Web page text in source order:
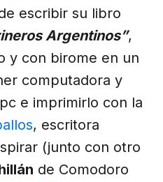
escribir su libro
Argentinos”,
y con birome en un
computadora y
e imprimirlo con la
, escritora
(junto con otro
de Comodoro